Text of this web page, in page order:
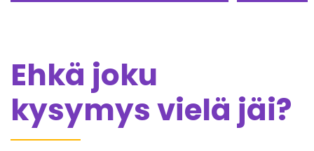
Ehkä joku
kysymys vielä jäi?